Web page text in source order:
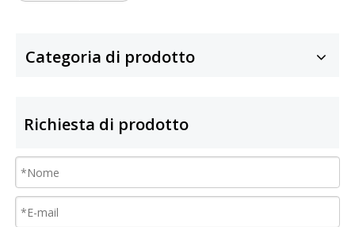
Categoria di prodotto
Richiesta di prodotto